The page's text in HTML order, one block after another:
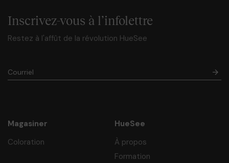
Inscrivez-vous à l’infolettre
Restez à l'affût de la révolution HueSee
Magasiner
Coloration
HueSee
À propos
Formation